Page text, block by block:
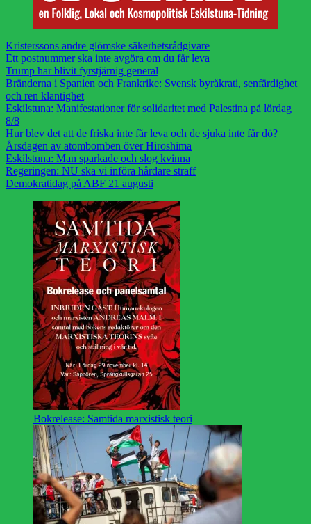
Kristerssons andre glömske säkerhetsrådgivare
Ett postnummer ska inte avgöra om du får leva
Trump har blivit fyrstjärnig general
Bränderna i Spanien och Frankrike: Svensk byråkrati, senfärdighet
och ren klantighet
Eskilstuna: Manifestationer för solidaritet med Palestina på lördag
8/8
Hur blev det att de friska inte får leva och de sjuka inte får dö?
Årsdagen av atombomben över Hiroshima
Eskilstuna: Man sparkade och slog kvinna
Regeringen: NU ska vi införa hårdare straff
Demokratidag på ABF 21 augusti
Bokrelease: Samtida marxistisk teori